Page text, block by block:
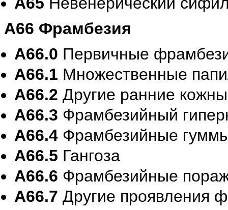
A66 Фрамбезия
A66.0 Первичные
A66.1 Множественные
A66.2 Другие ранние
A66.3 Фрамбезийный
A66.4 Фрамбезийные
A66.5 Гангоза
A66.6 Фрамбезийные
A66.7 Другие проявления